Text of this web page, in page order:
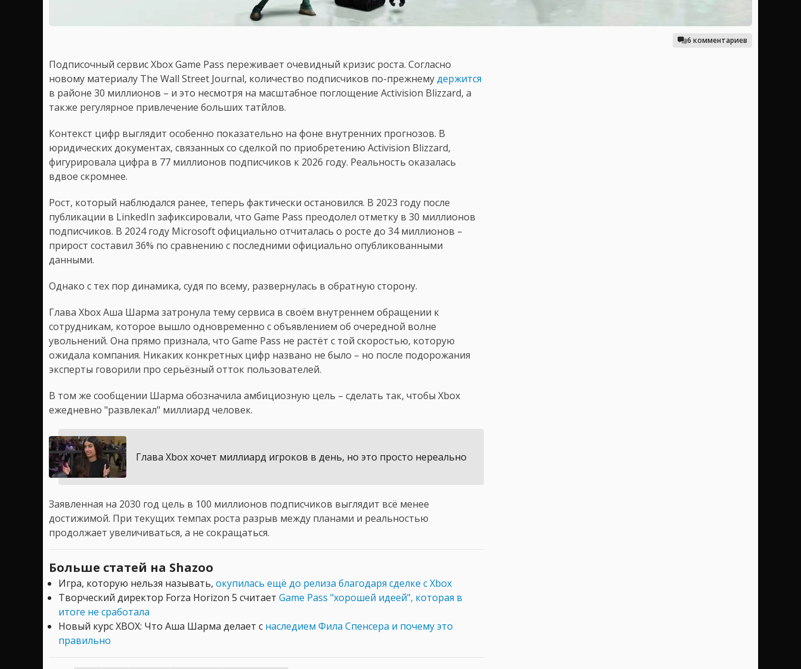
6 комментариев
Подписочный сервис Xbox Game Pass переживает очевидный кризис роста. Согласно
новому материалу The Wall Street Journal, количество подписчиков по-прежнемудержится
в районе 30 миллионов – и это несмотря на масштабное поглощение Activision Blizzard, а
также регулярное привлечение больших татйлов.
Контекст цифр выглядит особенно показательно на фоне внутренних прогнозов. В
юридических документах, связанных со сделкой по приобретению Activision Blizzard,
фигурировала цифра в 77 миллионов подписчиков к 2026 году. Реальность оказалась
вдвое скромнее.
Рост, который наблюдался ранее, теперь фактически остановился. В 2023 году после
публикации в LinkedIn зафиксировали, что Game Pass преодолел отметку в 30 миллионов
подписчиков. В 2024 году Microsoft официально отчиталась о росте до 34 миллионов –
прирост составил 36% по сравнению с последними официально опубликованными
данными.
Однако с тех пор динамика, судя по всему, развернулась в обратную сторону.
Глава Xbox Аша Шарма затронула тему сервиса в своём внутреннем обращении к
сотрудникам, которое вышло одновременно с объявлением об очередной волне
увольнений. Она прямо признала, что Game Pass не растёт с той скоростью, которую
ожидала компания. Никаких конкретных цифр названо не было – но после подорожания
эксперты говорили про серьёзный отток пользователей.
В том же сообщении Шарма обозначила амбициозную цель – сделать так, чтобы Xbox
ежедневно "развлекал" миллиард человек.
Глава Xbox хочет миллиард игроков в день, но это просто нереально
Заявленная на 2030 год цель в 100 миллионов подписчиков выглядит всё менее
достижимой. При текущих темпах роста разрыв между планами и реальностью
продолжает увеличиваться, а не сокращаться.
Больше статей на Shazoo
Игра, которую нельзя называть, окупилась ещё до релиза благодаря сделке с Xbox
Творческий директор Forza Horizon 5 считает Game Pass "хорошей идеей", которая в
итоге не сработала
Новый курс XBOX: Что Аша Шарма делает с наследием Фила Спенсера и почему это
правильно